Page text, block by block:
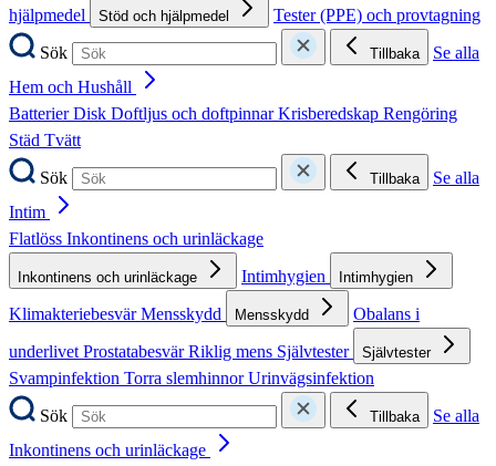
hjälpmedel
Stöd och hjälpmedel
Tester (PPE) och provtagning
Sök
Tillbaka
Se alla
Hem och Hushåll
BatterierDisk Doftljus och doftpinnarKrisberedskap Rengöring
Städ Tvätt
Sök
Tillbaka
Se alla
Intim
Flatlöss Inkontinens och urinläckage
Inkontinens och urinläckage Intimhygien Intimhygien
KlimakteriebesvärMensskydd Mensskydd
Obalans i
underlivetProstatabesvärRiklig mens Självtester Självtester
Svampinfektion Torra slemhinnorUrinvägsinfektion
Sök
Tillbaka
Se alla
Inkontinens och urinläckage